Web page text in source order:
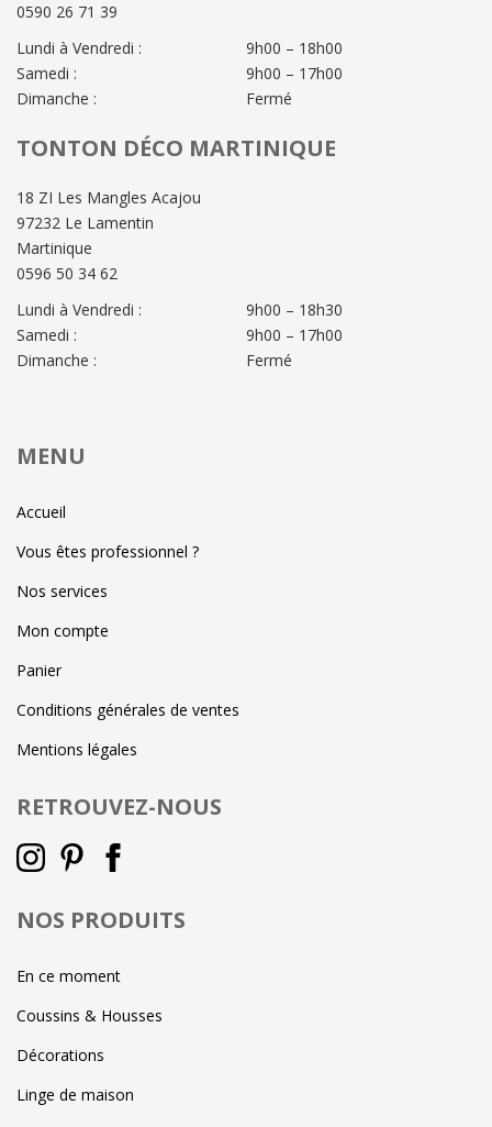
0590 26 71 39
Lundi à Vendredi :
Samedi :
Dimanche :
9h00 – 18h00
9h00 – 17h00
Fermé
TONTON DÉCO MARTINIQUE
18 ZI Les Mangles Acajou
97232 Le Lamentin
Martinique
0596 50 34 62
Lundi à Vendredi :
Samedi :
Dimanche :
9h00 – 18h30
9h00 – 17h00
Fermé
MENU
Accueil
Vous êtes professionnel ?
Nos services
Mon compte
Panier
Conditions générales de ventes
Mentions légales
RETROUVEZ-NOUS
NOS PRODUITS
En ce moment
Coussins & Housses
Décorations
Linge de maison